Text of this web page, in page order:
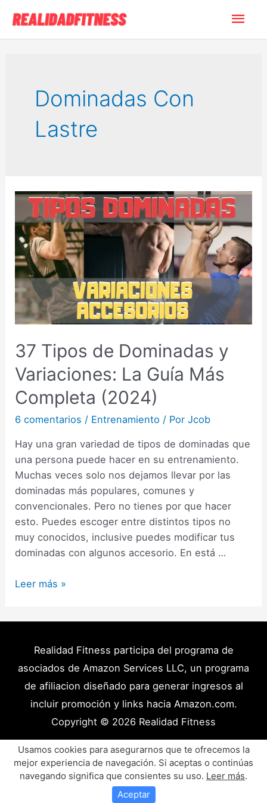
contenido
Dominadas Con
Lastre
37 Tipos de Dominadas y
Variaciones: La Guía Más
Completa (2024)
6 comentarios / Entrenamiento / PorJcob
Hay una gran variedad de tipos de dominadas que
una persona puede hacer en su entrenamiento.
Muchas veces solo nos dejamos llevar por las
dominadas más populares, comunes y
convencionales. Pero no tienes por que hacer
esto. Puedes escoger entre distintos tipos no
muy conocidos, inclusive puedes modificar tus
dominadas con algunos accesorio. En está …
37
Variaciones:
Guía
Más
Completa
(2024)
Leer más »
Realidad Fitness participa del programa de
asociados de Amazon Services LLC, un programa
de afiliacion diseñado para generar ingresos al
incluir promoción y links hacia Amazon.com.
Copyright © 2026 Realidad Fitness
Políticas de Privacidad – Términos y Condiciones
Disclaimer Médico
Contacto
Artículos
Productos y Recursos Recomendados
Usamos cookies para asegurarnos que te ofrecemos la
mejor experiencia de navegación. Si aceptas o continúas
navegando significa que consientes su uso. Leer más.
Aceptar